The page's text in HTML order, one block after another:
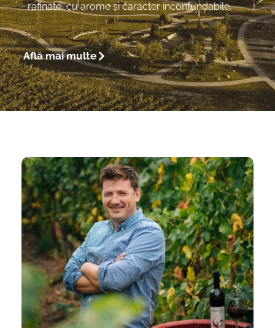
rafinate, cu arome și caracter inconfundabile.
Află mai multe